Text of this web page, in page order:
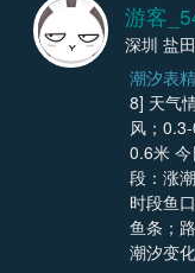
游客
深圳 盐
潮汐表
8] 天气
风；
0.6米 今日天气适合钓鱼！ 建议关注潮汐转换时
段：涨
时段鱼
鱼条；
潮汐变